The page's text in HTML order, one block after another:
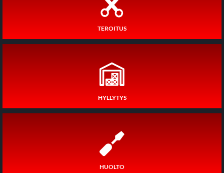
TEROITUS
HYLLYTYS
HUOLTO